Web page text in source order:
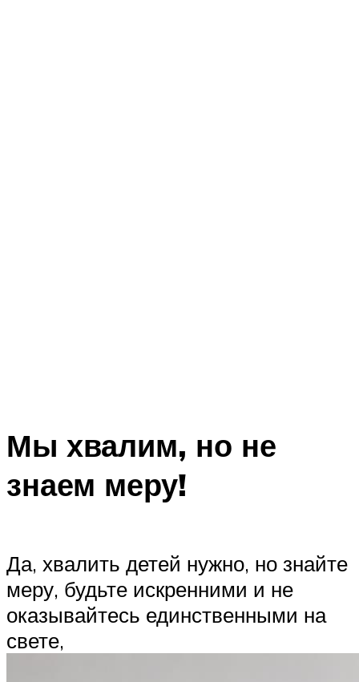
Мы хвалим, но не
знаем меру!
Да, хвалить детей нужно, но знайте
меру, будьте искренними и не
оказывайтесь единственными на
свете,